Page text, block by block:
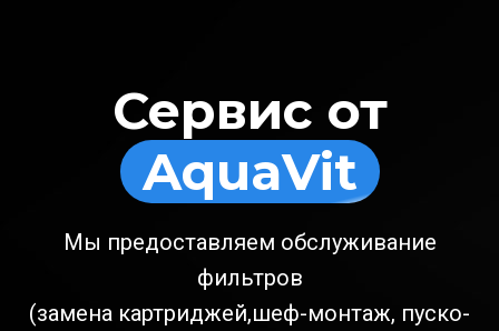
Сервис от
AquaVit
Мы предоставляем обслуживание
фильтров
(замена картриджей,шеф-монтаж, пуско-